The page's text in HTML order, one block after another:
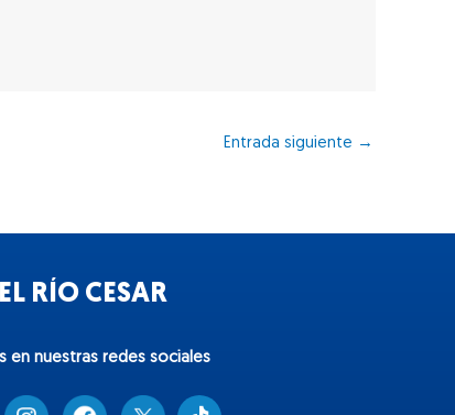
Entrada siguiente →
RÍO CESAR
en nuestras redes sociales
T